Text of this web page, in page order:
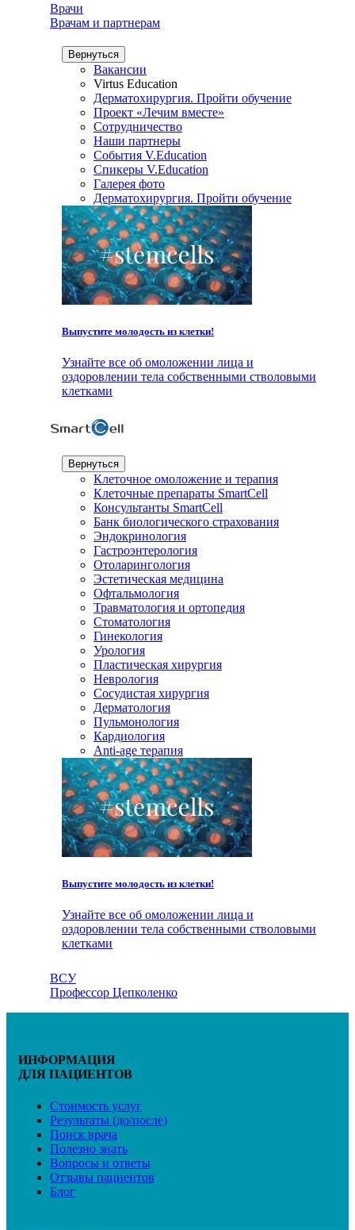
Врачи
Врачам и партнерам
Вернуться
Вакансии
Virtus Education
Дерматохирургия. Пройти обучение
Проект «Лечим вместе»
Сотрудничество
Наши партнеры
События V.Education
Спикеры V.Education
Галерея фото
Дерматохирургия. Пройти обучение
Выпустите молодость из клетки!
Узнайте все об омоложении лица и
оздоровлении тела собственными стволовыми
клетками
Вернуться
Клеточное омоложение и терапия
Клеточные препараты SmartCell
Консультанты SmartCell
Банк биологического страхования
Эндокринология
Гастроэнтерология
Отоларингология
Эстетическая медицина
Офтальмология
Травматология и ортопедия
Стоматология
Гинекология
Урология
Пластическая хирургия
Неврология
Сосудистая хирургия
Дерматология
Пульмонология
Кардиология
Anti-age терапия
Выпустите молодость из клетки!
Узнайте все об омоложении лица и
оздоровлении тела собственными стволовыми
клетками
ВСУ
Профессор Цепколенко
ИНФОРМАЦИЯ
ДЛЯ ПАЦИЕНТОВ
Стоимость услуг
Результаты (до/после)
Поиск врача
Полезно знать
Вопросы и ответы
Отзывы пациентов
Блог